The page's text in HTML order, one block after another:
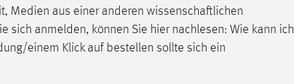
Medien aus einer anderen wissenschaftlichen
sich anmelden, können Sie hier nachlesen: Wie kann ich
einem Klick auf bestellen sollte sich ein